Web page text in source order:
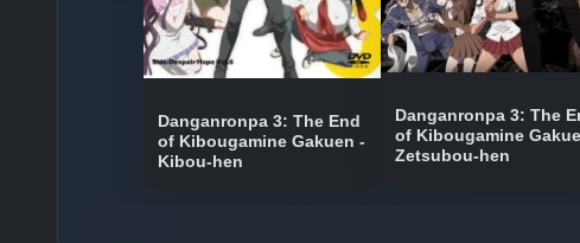
Danganronpa 3: The End
of Kibougamine Gakuen -
Kibou-hen
Danganronpa 3: The
of Kibougamine
Zetsubou-hen